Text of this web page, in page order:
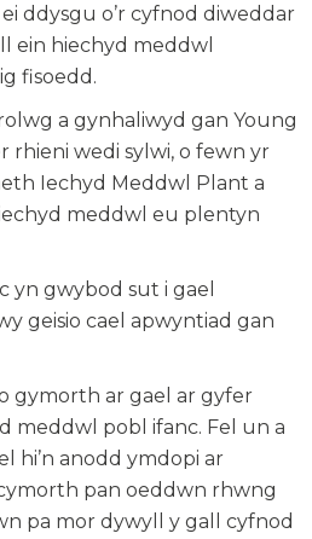
ddysgu o’r cyfnod diweddar
ein hiechyd meddwl
fisoedd.
a gynhaliwyd gan Young
rhieni wedi sylwi, o fewn yr
Iechyd Meddwl Plant a
iechyd meddwl eu plentyn
yn gwybod sut i gael
geisio cael apwyntiad gan
gymorth ar gael ar gyfer
meddwl pobl ifanc. Fel un a
hi’n anodd ymdopi ar
pan oeddwn rhwng
pa mor dywyll y gall cyfnod